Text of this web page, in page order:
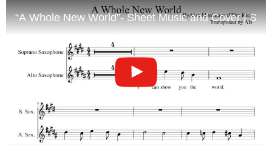
“A Whole New World”- Sheet Music and Cover |